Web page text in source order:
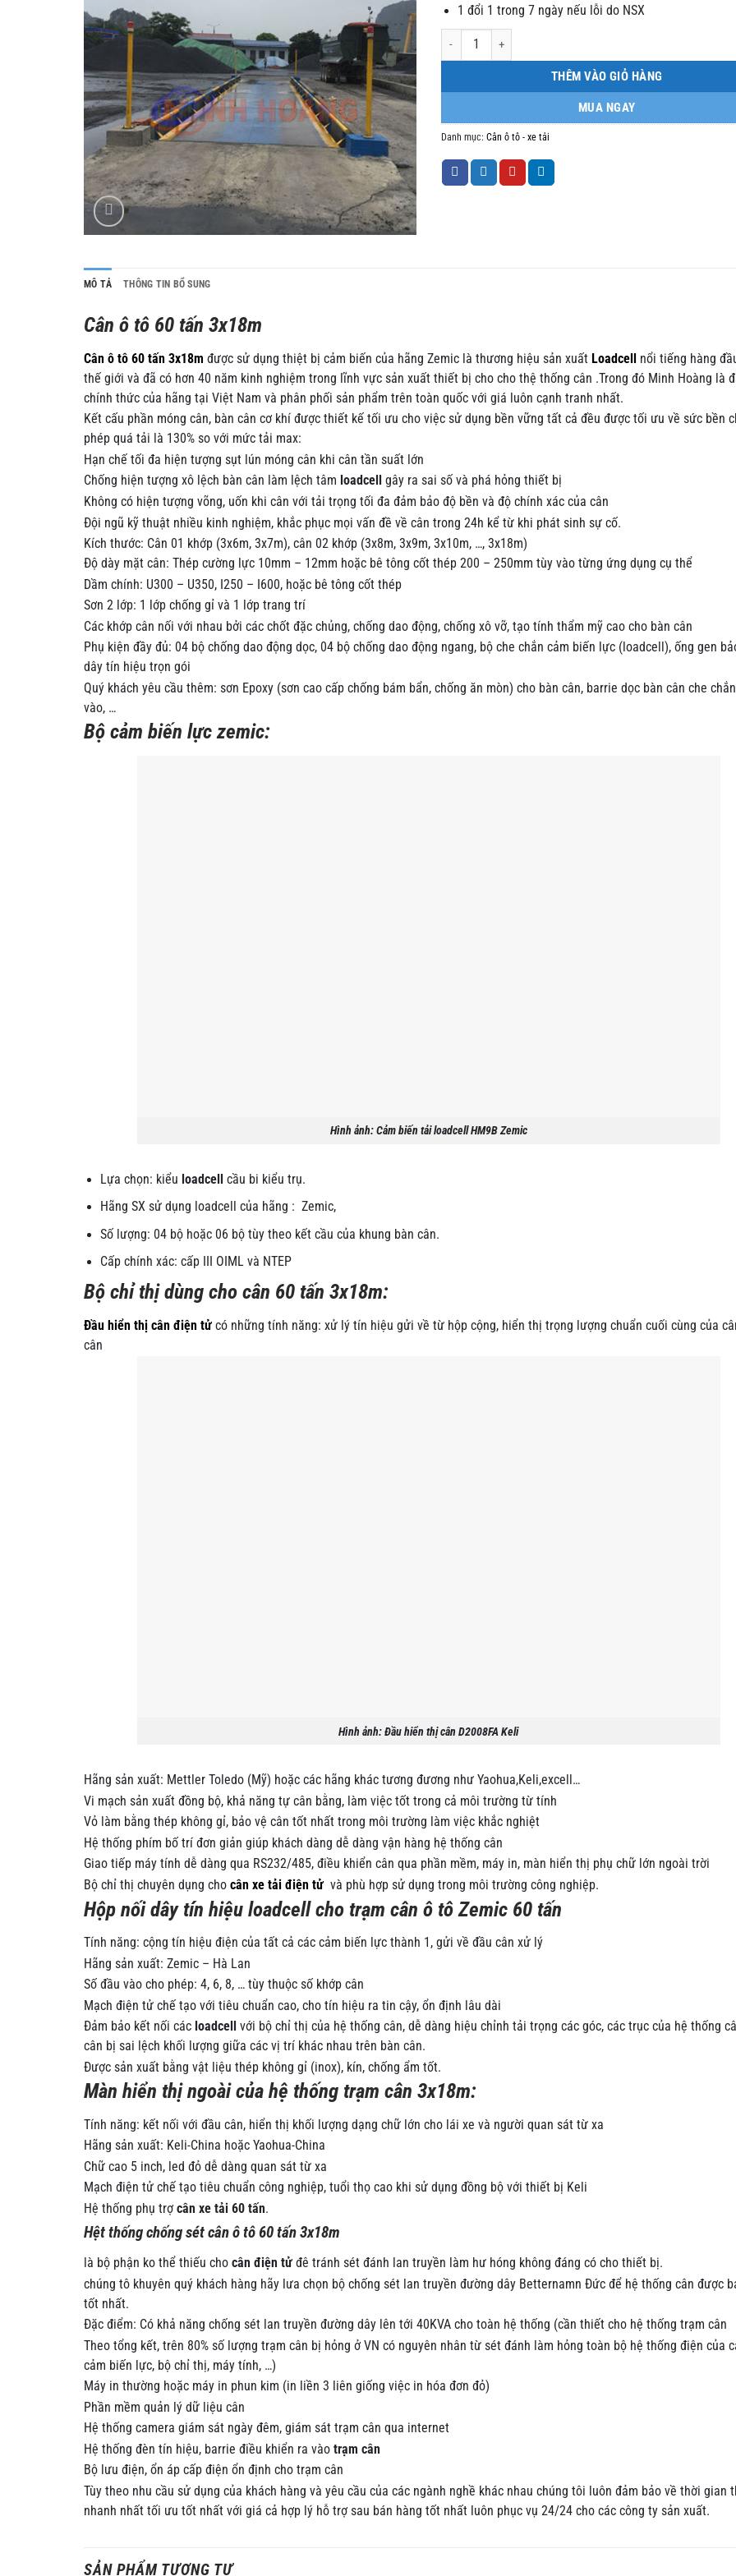
1 đổi 1 trong 7 ngày nếu lỗi do NSX
Lắp đặt cân ô tô điện tử 60 tấn 3x18m số lượng
THÊM VÀO GIỎ HÀNG
MUA NGAY
Danh mục: Cân ô tô - xe tải
MÔ TẢ THÔNG TIN BỔ SUNG
Cân ô tô 60 tấn 3x18m
Cân ô tô 60 tấn 3x18m được sử dụng thiệt bị cảm biến của hãng Zemic là thương hiệu sản xuất Loadcell
nổi tiếng hàng
thế giới và đã có hơn 40 năm kinh nghiệm trong lĩnh vực sản xuất thiết bị cho cho thệ thống cân .Trong đó Minh Hoàng là
chính thức của hãng tại Việt Nam và phân phối sản phẩm trên toàn quốc với giá luôn cạnh tranh nhất.
Kết cấu phần móng cân, bàn cân cơ khí được thiết kế tối ưu cho việc sử dụng bền vững tất cả đều được tối ưu về sức bền
phép quá tải là 130% so với mức tải max:
Hạn chế tối đa hiện tượng sụt lún móng cân khi cân tần suất lớn
Chống hiện tượng xô lệch bàn cân làm lệch tâm loadcell
gây ra sai số và phá hỏng thiết bị
Không có hiện tượng võng, uốn khi cân với tải trọng tối đa đảm bảo độ bền và độ chính xác của cân
Đội ngũ kỹ thuật nhiều kinh nghiệm, khắc phục mọi vấn đề về cân trong 24h kể từ khi phát sinh sự cố.
Kích thước: Cân 01 khớp (3x6m, 3x7m), cân 02 khớp (3x8m, 3x9m, 3x10m, …, 3x18m)
Độ dày mặt cân: Thép cường lực 10mm – 12mm hoặc bê tông cốt thép 200 – 250mm tùy vào từng ứng dụng cụ thể
Dầm chính: U300 – U350, I250 – I600, hoặc bê tông cốt thép
Sơn 2 lớp: 1 lớp chống gỉ và 1 lớp trang trí
Các khớp cân nối với nhau bởi các chốt đặc chủng, chống dao động, chống xô vỡ, tạo tính thẩm mỹ cao cho bàn cân
Phụ kiện đầy đủ: 04 bộ chống dao động dọc, 04 bộ chống dao động ngang, bộ che chắn cảm biến lực (loadcell), ống gen
dây tín hiệu trọn gói
Quý khách yêu cầu thêm: sơn Epoxy (sơn cao cấp chống bám bẩn, chống ăn mòn) cho bàn cân, barrie dọc bàn cân che
vào, …
Bộ cảm biến lực zemic:
Hình ảnh: Cảm biến tải loadcell HM9B Zemic
Lựa chọn: kiểu loadcell
cầu bi kiểu trụ.
Hãng SX sử dụng loadcell của hãng : Zemic,
Số lượng: 04 bộ hoặc 06 bộ tùy theo kết cầu của khung bàn cân.
Cấp chính xác: cấp III OIML và NTEP
Bộ chỉ thị dùng cho cân 60 tấn 3x18m:
Đầu hiển thị cân điện tử có những tính năng: xử lý tín hiệu gửi về từ hộp cộng, hiển thị trọng lượng chuẩn cuối cùng của
cân
Hình ảnh: Đầu hiển thị cân D2008FA Keli
Hãng sản xuất: Mettler Toledo (Mỹ) hoặc các hãng khác tương đương như Yaohua,Keli,excell…
Vi mạch sản xuất đồng bộ, khả năng tự cân bằng, làm việc tốt trong cả môi trường từ tính
Vỏ làm bằng thép không gỉ, bảo vệ cân tốt nhất trong môi trường làm việc khắc nghiệt
Hệ thống phím bố trí đơn giản giúp khách dàng dễ dàng vận hàng hệ thống cân
Giao tiếp máy tính dễ dàng qua RS232/485, điều khiển cân qua phần mềm, máy in, màn hiển thị phụ chữ lớn ngoài trời
Bộ chỉ thị chuyên dụng cho cân xe tải điện tử và phù hợp sử dụng trong môi trường công nghiệp.
Hộp nối dây tín hiệu loadcell cho trạm cân ô tô Zemic 60 tấn
Tính năng: cộng tín hiệu điện của tất cả các cảm biến lực thành 1, gửi về đầu cân xử lý
Hãng sản xuất: Zemic – Hà Lan
Số đầu vào cho phép: 4, 6, 8, … tùy thuộc số khớp cân
Mạch điện tử chế tạo với tiêu chuẩn cao, cho tín hiệu ra tin cậy, ổn định lâu dài
Đảm bảo kết nối các loadcell
với bộ chỉ thị của hệ thống cân, dễ dàng hiệu chỉnh tải trọng các góc, các trục của hệ thống
cân bị sai lệch khối lượng giữa các vị trí khác nhau trên bàn cân.
Được sản xuất bằng vật liệu thép không gỉ (inox), kín, chống ẩm tốt.
Màn hiển thị ngoài của hệ thống trạm cân 3x18m:
Tính năng: kết nối với đầu cân, hiển thị khối lượng dạng chữ lớn cho lái xe và người quan sát từ xa
Hãng sản xuất: Keli-China hoặc Yaohua-China
Chữ cao 5 inch, led đỏ dễ dàng quan sát từ xa
Mạch điện tử chế tạo tiêu chuẩn công nghiệp, tuổi thọ cao khi sử dụng đồng bộ với thiết bị Keli
Hệ thống phụ trợ cân xe tải 60 tấn.
Hệt thống chống sét cân ô tô 60 tấn 3x18m
là bộ phận ko thể thiếu cho cân điện tử đê tránh sét đánh lan truyền làm hư hóng không đáng có cho thiết bị.
chúng tô khuyên quý khách hàng hãy lưa chọn bộ chống sét lan truyền đường dây Betternamn Đức để hệ thống cân được
tốt nhất.
Đặc điểm: Có khả năng chống sét lan truyền đường dây lên tới 40KVA cho toàn hệ thống (cần thiết cho hệ thống trạm cân
Theo tổng kết, trên 80% số lượng trạm cân bị hỏng ở VN có nguyên nhân từ sét đánh làm hỏng toàn bộ hệ thống điện của
cảm biến lực, bộ chỉ thị, máy tính, …)
Máy in thường hoặc máy in phun kim (in liền 3 liên giống việc in hóa đơn đỏ)
Phần mềm quản lý dữ liệu cân
Hệ thống camera giám sát ngày đêm, giám sát trạm cân qua internet
Hệ thống đèn tín hiệu, barrie điều khiển ra vào trạm cân
Bộ lưu điện, ổn áp cấp điện ổn định cho trạm cân
Tùy theo nhu cầu sử dụng của khách hàng và yêu cầu của các ngành nghề khác nhau chúng tôi luôn đảm bảo về thời gian
nhanh nhất tối ưu tốt nhất với giá cả hợp lý hỗ trợ sau bán hàng tốt nhất luôn phục vụ 24/24 cho các công ty sản xuất.
SẢN PHẨM TƯƠNG TỰ